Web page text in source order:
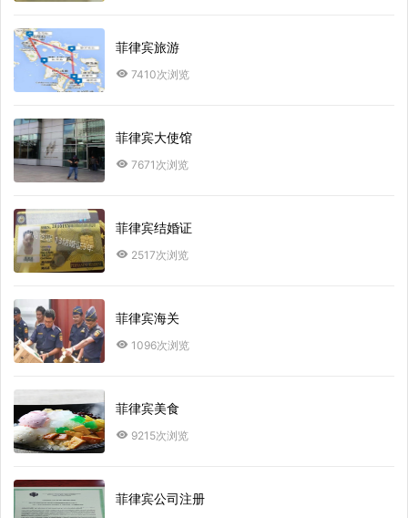
菲律宾旅游
7410次浏览
菲律宾大使馆
7671次浏览
菲律宾结婚证
2517次浏览
菲律宾海关
1096次浏览
菲律宾美食
9215次浏览
菲律宾公司注册